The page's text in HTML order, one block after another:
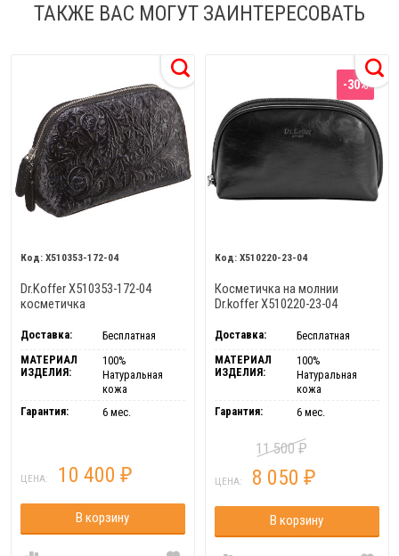
ТАКЖЕ ВАС МОГУТ ЗАИНТЕРЕСОВАТЬ
X510353-172-04
Dr.Koffer X510353-172-04
косметичка
Доставка:
Бесплатная
МАТЕРИАЛ
ИЗДЕЛИЯ:
100%
Натуральная
кожа
Гарантия:
6 мес.
ЦЕНА: 10 400 ₽
В корзину
-30%
X510220-23-04
Косметичка на молнии
Dr.koffer X510220-23-04
Доставка:
Бесплатная
МАТЕРИАЛ
ИЗДЕЛИЯ:
100%
Натуральная
кожа
Гарантия:
6 мес.
11 500₽
ЦЕНА: 8 050 ₽
В корзину